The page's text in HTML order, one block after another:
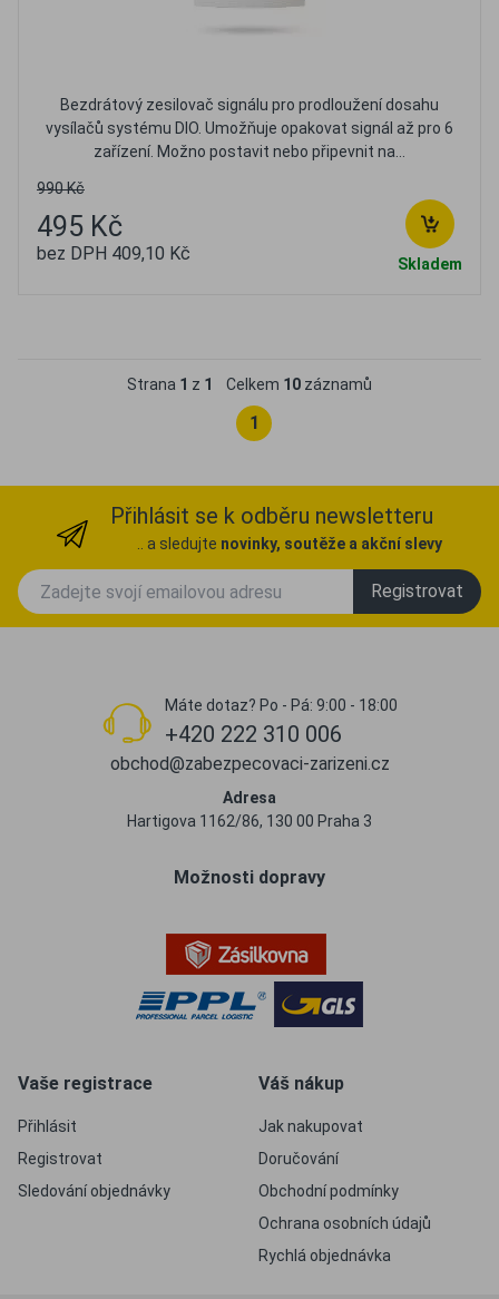
Bezdrátový zesilovač signálu pro prodloužení dosahu
vysílačů systému DIO. Umožňuje opakovat signál až pro 6
zařízení. Možno postavit nebo připevnit na...
990 Kč
495 Kč
bez DPH 409,10 Kč Skladem
Strana 1 z 1 Celkem 10 záznamů
1
Přihlásit se k odběru newsletteru
.. a sledujte novinky, soutěže a akční slevy
Registrovat
Máte dotaz? Po - Pá: 9:00 - 18:00
+420 222 310 006
obchod@zabezpecovaci-zarizeni.cz
Adresa
Hartigova 1162/86, 130 00 Praha 3
Možnosti dopravy
Vaše registrace
Přihlásit
Registrovat
Sledování objednávky
Váš nákup
Jak nakupovat
Doručování
Obchodní podmínky
Ochrana osobních údajů
Rychlá objednávka